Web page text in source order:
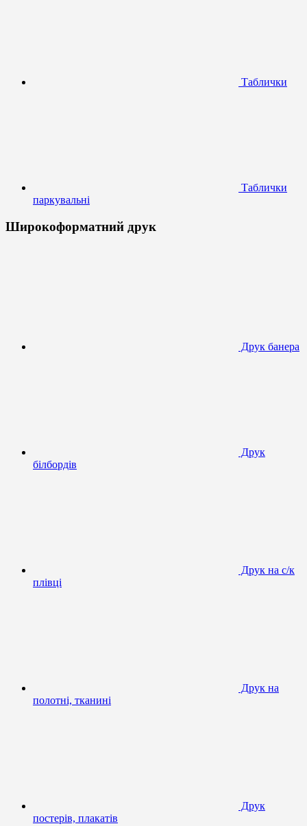
Таблички
Таблички
паркувальні
Широкоформатний друк
Друк банера
Друк
білбордів
Друк на с/к
плівці
Друк на
полотні, тканині
Друк
постерів, плакатів